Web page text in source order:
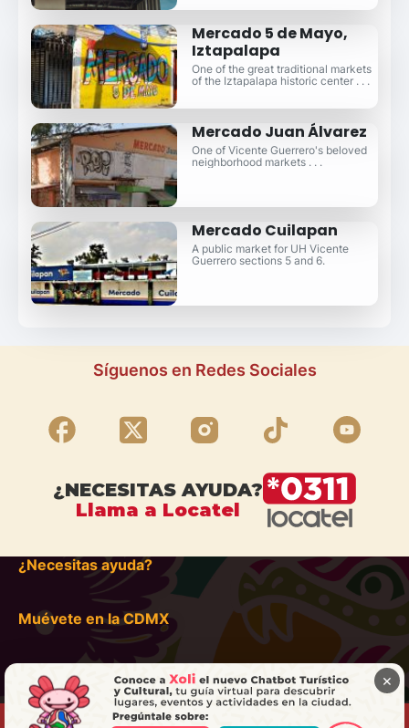
Mercado 5 de Mayo,
Iztapalapa
One of the great traditional markets
of the Iztapalapa historic center . . .
Mercado Juan Álvarez
One of Vicente Guerrero's beloved
neighborhood markets . . .
Mercado Cuilapan
A public market for UH Vicente
Guerrero sections 5 and 6.
Síguenos en Redes Sociales
¿NECESITAS AYUDA?
Llama a Locatel
¿Necesitas ayuda?
Muévete en la CDMX
×